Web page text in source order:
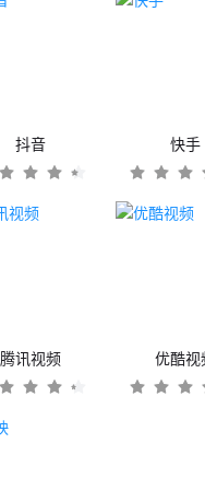
抖音 快手
腾讯视频 优酷视